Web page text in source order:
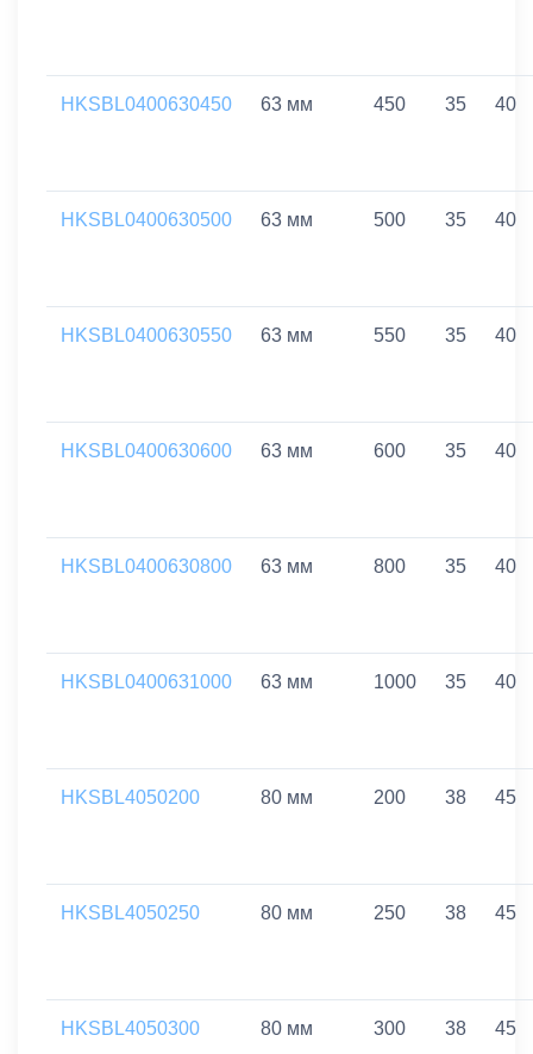
HKSBL0400630450 63 мм 450 35 40
HKSBL0400630500 63 мм 500 35 40
HKSBL0400630550 63 мм 550 35 40
HKSBL0400630600 63 мм 600 35 40
HKSBL0400630800 63 мм 800 35 40
HKSBL0400631000 63 мм 1000 35 40
HKSBL4050200 80 мм 200 38 45
HKSBL4050250 80 мм 250 38 45
HKSBL4050300 80 мм 300 38 45